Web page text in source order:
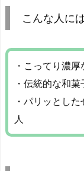
こんな人に
・こってり濃
・伝統的な和
・パリッとし
人